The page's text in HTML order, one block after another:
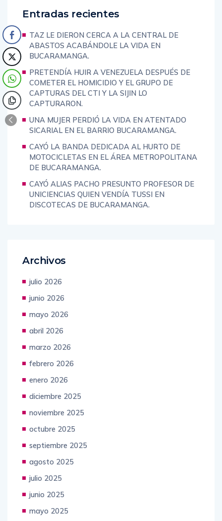
Entradas recientes
TAZ LE DIERON CERCA A LA CENTRAL DE
ABASTOS ACABÁNDOLE LA VIDA EN
BUCARAMANGA.
PRETENDÍA HUIR A VENEZUELA DESPUÉS DE
COMETER EL HOMICIDIO Y EL GRUPO DE
CAPTURAS DEL CTI Y LA SIJIN LO
CAPTURARON.
UNA MUJER PERDIÓ LA VIDA EN ATENTADO
SICARIAL EN EL BARRIO BUCARAMANGA.
CAYÓ LA BANDA DEDICADA AL HURTO DE
MOTOCICLETAS EN EL ÁREA METROPOLITANA
DE BUCARAMANGA.
CAYÓ ALIAS PACHO PRESUNTO PROFESOR DE
UNICIENCIAS QUIEN VENDÍA TUSSI EN
DISCOTECAS DE BUCARAMANGA.
Archivos
julio 2026
junio 2026
mayo 2026
abril 2026
marzo 2026
febrero 2026
enero 2026
diciembre 2025
noviembre 2025
octubre 2025
septiembre 2025
agosto 2025
julio 2025
junio 2025
mayo 2025